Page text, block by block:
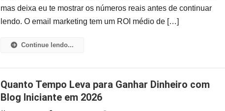
mas deixa eu te mostrar os números reais antes de continuar
lendo. O email marketing tem um ROI médio de […]
Continue lendo...
Quanto Tempo Leva para Ganhar Dinheiro com
Blog Iniciante em 2026